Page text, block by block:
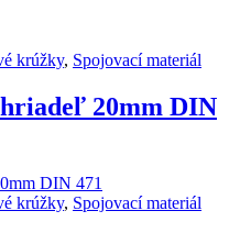
krúžky, Spojovací materiál
20mm DIN
krúžky, Spojovací materiál